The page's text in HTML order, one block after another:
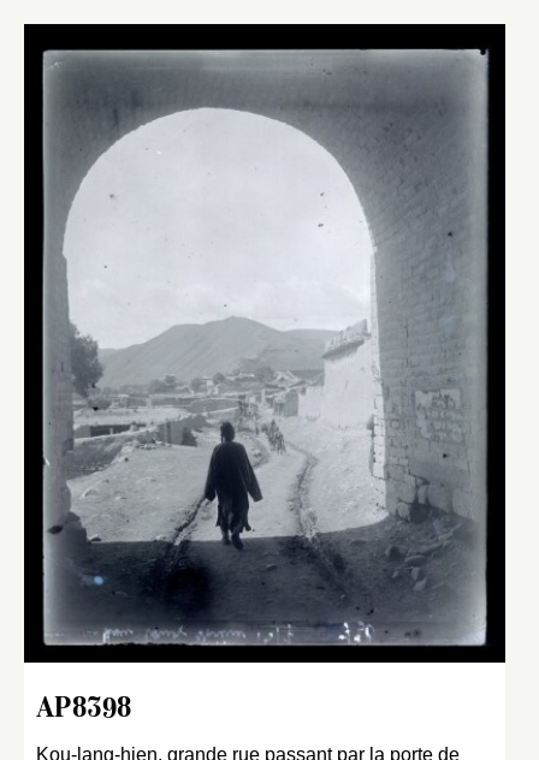
AP8398
Kou-lang-hien, grande rue passant par la porte de